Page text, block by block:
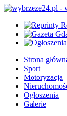
Strona
Sport
Motoryzacja
Ogłoszenia
Galerie